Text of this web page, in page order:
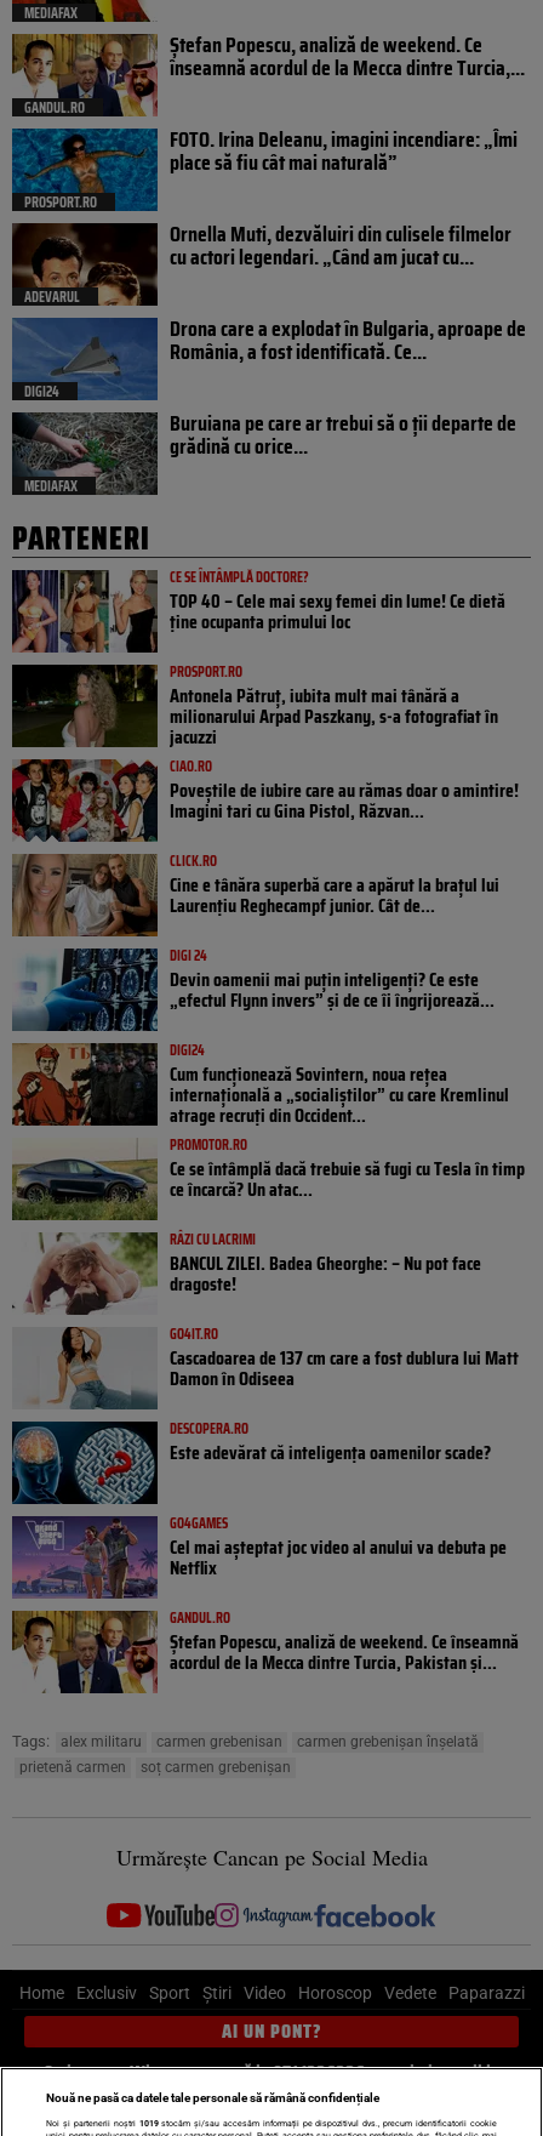
MEDIAFAX
GANDUL.RO
Ștefan Popescu, analiză de weekend. Ce
înseamnă acordul de la Mecca dintre Turcia,...
PROSPORT.RO
FOTO. Irina Deleanu, imagini incendiare: „Îmi
place să fiu cât mai naturală”
ADEVARUL
Ornella Muti, dezvăluiri din culisele filmelor
cu actori legendari. „Când am jucat cu...
DIGI24
Drona care a explodat în Bulgaria, aproape de
România, a fost identificată. Ce...
MEDIAFAX
Buruiana pe care ar trebui să o ții departe de
grădină cu orice...
PARTENERI
CE SE ÎNTÂMPLĂ DOCTORE?
TOP 40 – Cele mai sexy femei din lume! Ce dietă
ține ocupanta primului loc
PROSPORT.RO
Antonela Pătruț, iubita mult mai tânără a
milionarului Arpad Paszkany, s-a fotografiat în
jacuzzi
CIAO.RO
Poveştile de iubire care au rămas doar o amintire!
Imagini tari cu Gina Pistol, Răzvan...
CLICK.RO
Cine e tânăra superbă care a apărut la brațul lui
Laurențiu Reghecampf junior. Cât de...
DIGI 24
Devin oamenii mai puțin inteligenți? Ce este
„efectul Flynn invers” și de ce îi îngrijorează...
DIGI24
Cum funcționează Sovintern, noua rețea
internațională a „socialiștilor” cu care Kremlinul
atrage recruți din Occident...
PROMOTOR.RO
Ce se întâmplă dacă trebuie să fugi cu Tesla în timp
ce încarcă? Un atac...
RÂZI CU LACRIMI
BANCUL ZILEI. Badea Gheorghe: – Nu pot face
dragoste!
GO4IT.RO
Cascadoarea de 137 cm care a fost dublura lui Matt
Damon în Odiseea
DESCOPERA.RO
Este adevărat că inteligența oamenilor scade?
GO4GAMES
Cel mai așteptat joc video al anului va debuta pe
Netflix
GANDUL.RO
Ștefan Popescu, analiză de weekend. Ce înseamnă
acordul de la Mecca dintre Turcia, Pakistan şi...
Tags: alex militaru carmen grebenisan
carmen grebenișan înșelată
prietenă carmen
soț carmen grebenișan
Urmărește Cancan pe Social Media
Home Exclusiv Sport Știri Video Horoscop Vedete Paparazzi
AI UN PONT?
Scrie-ne pe Whatsapp, sună la 0741226226 sau trimite mail la
pont@cancan.ro
Nouă ne pasă ca datele tale personale să rămână confidențiale
Noi și partenerii noștri 1019stocăm și/sau accesăm informații pe dispozitivul dvs., precum identificatorii cookie